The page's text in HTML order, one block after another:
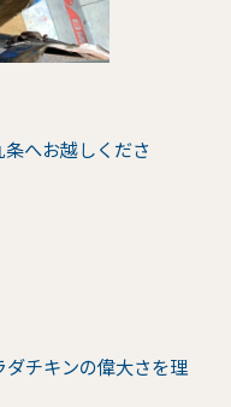
へお越しくださ
チキンの偉大さを理